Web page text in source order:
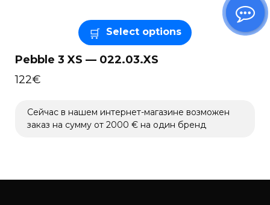
Select options
Pebble 3 XS — 022.03.XS
122€
Сейчас в нашем интернет-магазине возможен
заказ на сумму от 2000 € на один бренд